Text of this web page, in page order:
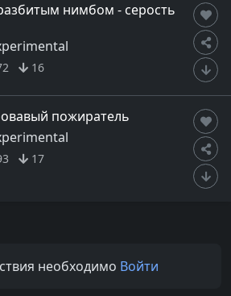
нимбом - серость
16
пожиратель
17
необходимо Войти